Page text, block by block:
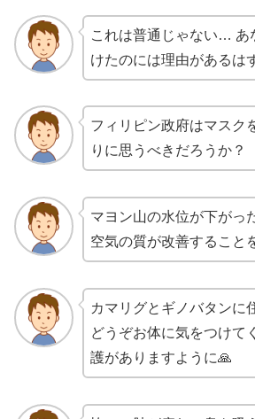
これは普通じゃない… あ
けたのには理由があるは
フィリピン政府はマスク
りに思うべきだろうか？
マヨン山の水位が下が
空気の質が改善すること
カマリグとギノバタンに
どうぞお体に気をつけて
護がありますように🙏